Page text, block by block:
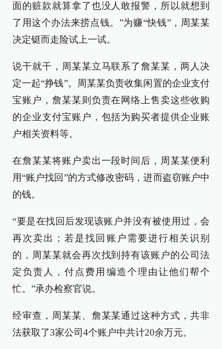
面的赃款就算拿了也没人敢报警，所以就想到
了用这个办法来捞点钱。”为赚“快钱”，周某某
决定铤而走险试上一试。
说干就干，周某某立马联系了詹某某，两人决
定一起“挣钱”。周某某负责收集闲置的企业支付
宝账户，詹某某则负责在网络上售卖这些收购
的企业支付宝账户，包括为购买者提供企业账
户相关资料等。
在詹某某将账户卖出一段时间后，周某某便利
用“账户找回”的方式修改密码，进而盗窃账户中
的钱。
“要是在找回后发现该账户并没有被使用过，会
再次卖出；若是找回账户需要进行相关识别
的，周某某就会再次找到持有该账户的公司法
定负责人，付点费用编造个理由让他们帮个
忙。”承办检察官说。
经审查，周某某、詹某某通过这种方式，共非
法获取了3家公司4个账户中共计20余万元。